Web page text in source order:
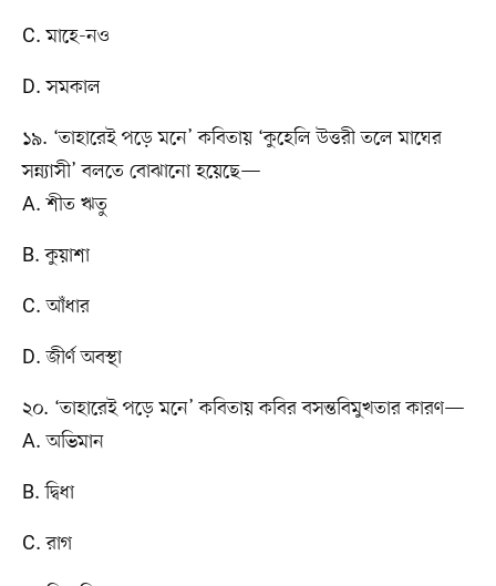
C. মাহে-নও
D. সমকাল
১৯. ‘তাহারেই পড়ে মনে’ কবিতায় ‘কুহেলি উত্তরী তলে মাঘের
সন্ন্যাসী’ বলতে বোঝানো হয়েছে—
A. শীত ঋতু
B. কুয়াশা
C. আঁধার
D. জীর্ণ অবস্থা
২০. ‘তাহারেই পড়ে মনে’ কবিতায় কবির বসন্তবিমুখতার কারণ—
A. অভিমান
B. দ্বিধা
C. রাগ